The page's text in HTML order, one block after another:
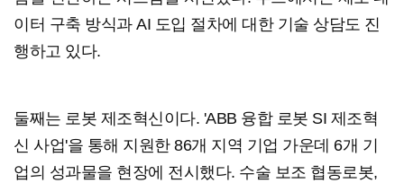
이터 구축 방식과 AI 도입 절차에 대한 기술 상담도 진
행하고 있다.
둘째는 로봇 제조혁신이다. 'ABB 융합 로봇 SI 제조혁
신 사업'을 통해 지원한 86개 지역 기업 가운데 6개 기
업의 성과물을 현장에 전시했다. 수술 보조 협동로봇,